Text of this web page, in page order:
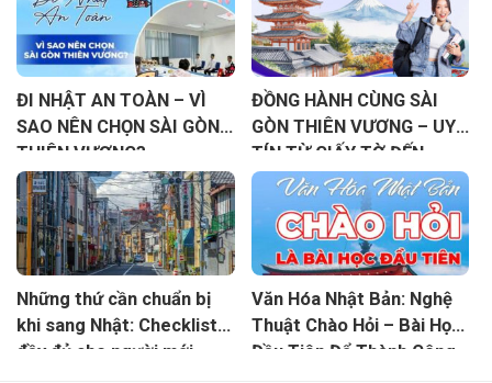
ĐI NHẬT AN TOÀN – VÌ
SAO NÊN CHỌN SÀI GÒN
THIÊN VƯƠNG?
ĐỒNG HÀNH CÙNG SÀI
GÒN THIÊN VƯƠNG – UY
TÍN TỪ GIẤY TỜ ĐẾN
THỰC TẾ
Những thứ cần chuẩn bị
khi sang Nhật: Checklist
đầy đủ cho người mới
Văn Hóa Nhật Bản: Nghệ
Thuật Chào Hỏi – Bài Học
Đầu Tiên Để Thành Công